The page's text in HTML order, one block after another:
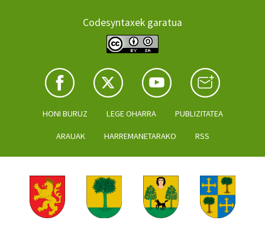
Codesyntaxek garatua
HONI BURUZ LEGE OHARRA PUBLIZITATEA
ARAUAK HARREMANETARAKO RSS